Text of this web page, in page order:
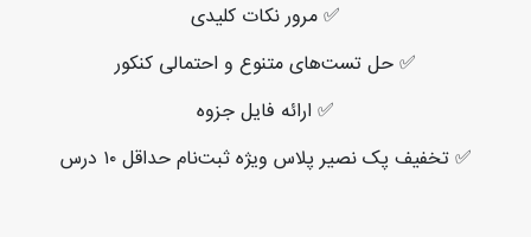
✅ مرور نکات کلیدی
✅ حل تست‌های متنوع و احتمالی کنکور
✅ ارائه فایل جزوه
✅ تخفیف پک نصیر پلاس ویژه ثبت‌نام حداقل ۱۰ درس